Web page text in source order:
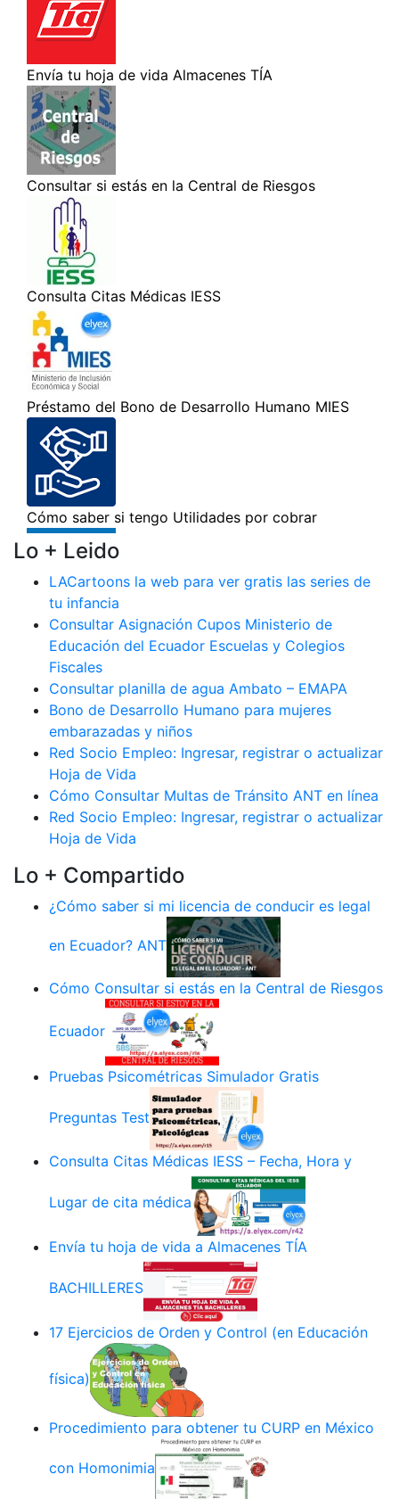
Lo + Leido
LACartoons la web para ver gratis las series de
tu infancia
Consultar Asignación Cupos Ministerio de
Educación del Ecuador Escuelas y Colegios
Fiscales
Consultar planilla de agua Ambato – EMAPA
Bono de Desarrollo Humano para mujeres
embarazadas y niños
Red Socio Empleo: Ingresar, registrar o actualizar
Hoja de Vida
Cómo Consultar Multas de Tránsito ANT en línea
Red Socio Empleo: Ingresar, registrar o actualizar
Hoja de Vida
Lo + Compartido
¿Cómo saber si mi licencia de conducir es legal
en Ecuador? ANT
Cómo Consultar si estás en la Central de Riesgos
Ecuador
Pruebas Psicométricas Simulador Gratis
Preguntas Test
Consulta Citas Médicas IESS – Fecha, Hora y
Lugar de cita médica
Envía tu hoja de vida a Almacenes TÍA
BACHILLERES
17 Ejercicios de Orden y Control (en Educación
física)
Procedimiento para obtener tu CURP en México
con Homonimia